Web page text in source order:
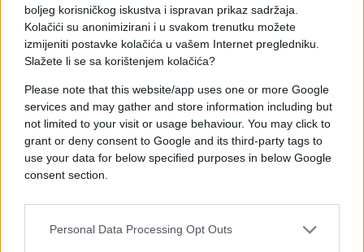
boljeg korisničkog iskustva i ispravan prikaz sadržaja.
Kolačići su anonimizirani i u svakom trenutku možete
izmijeniti postavke kolačića u vašem Internet pregledniku.
Slažete li se sa korištenjem kolačića?
Please note that this website/app uses one or more Google
services and may gather and store information including but
not limited to your visit or usage behaviour. You may click to
grant or deny consent to Google and its third-party tags to
use your data for below specified purposes in below Google
consent section.
Personal Data Processing Opt Outs
Uslijedilo je i čudno pitanje da li mu um luta tokom
meča. Novak je ostao ozbiljan.
- Imao sam par ispada danas. I ti si igrala, mislim
da naš mozak samo šeta, ko uspije da se zadrži u
trenutku, da razmišljam o tome, to je najvažnije.